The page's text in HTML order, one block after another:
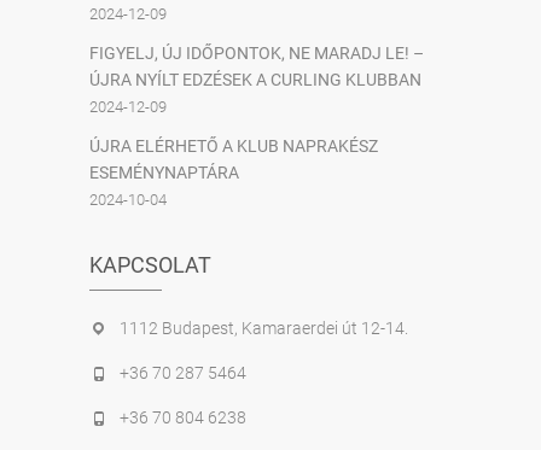
2024-12-09
FIGYELJ, ÚJ IDŐPONTOK, NE MARADJ LE! –
ÚJRA NYÍLT EDZÉSEK A CURLING KLUBBAN
2024-12-09
ÚJRA ELÉRHETŐ A KLUB NAPRAKÉSZ
ESEMÉNYNAPTÁRA
2024-10-04
KAPCSOLAT
1112 Budapest, Kamaraerdei út 12-14.
+36 70 287 5464
+36 70 804 6238